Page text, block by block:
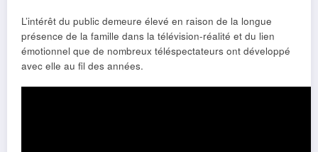
L’intérêt du public demeure élevé en raison de la longue
présence de la famille dans la télévision-réalité et du lien
émotionnel que de nombreux téléspectateurs ont développé
avec elle au fil des années.